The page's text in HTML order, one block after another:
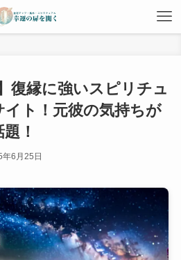
復縁に強いスピリチュ
イト！元彼の気持ちが
！
6月25日